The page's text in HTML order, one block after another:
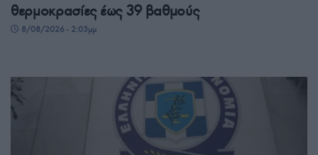
θερμοκρασίες έως 39 βαθμούς
8/08/2026 - 2:03μμ